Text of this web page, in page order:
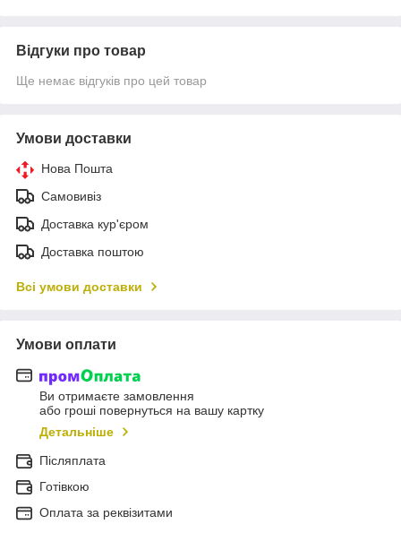
Відгуки про товар
Ще немає відгуків про цей товар
Умови доставки
Нова Пошта
Самовивіз
Доставка кур'єром
Доставка поштою
Всі умови доставки
Умови оплати
Ви отримаєте замовлення
або гроші повернуться на вашу картку
Детальніше
Післяплата
Готівкою
Оплата за реквізитами